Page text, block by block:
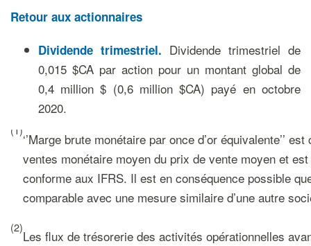
Retour aux actionnaires
Dividende trimestriel. Dividende trimestriel de
0,015 $CA par action pour un montant global de
0,4 million $ (0,6 million $CA) payé en octobre
2020.
(1)
‘’Marge brute monétaire par once d’or équivalente’’
ventes monétaire moyen du prix de vente moyen et
conforme aux IFRS. Il est en conséquence possible
comparable avec une mesure similaire d’une autre
(2)
Les flux de trésorerie des activités opérationnelles